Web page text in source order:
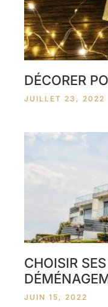
DÉCORER
JUILLET 23, 2022
CHOISIR
JUIN 15, 2022